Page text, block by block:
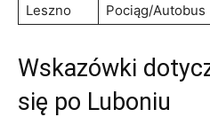
Leszno
Pociąg/Autobus
Wskazówki
się po Luboniu